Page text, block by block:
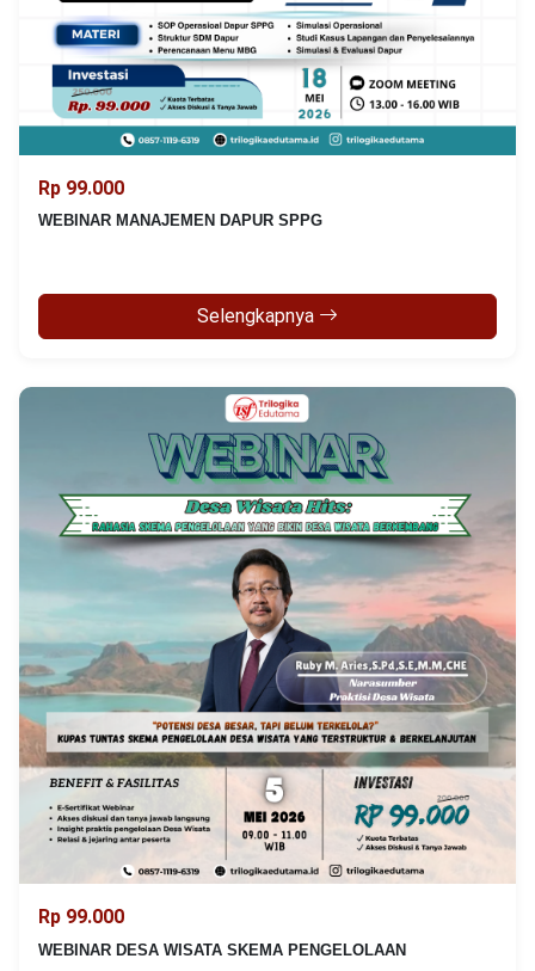
Rp 99.000
WEBINAR MANAJEMEN DAPUR SPPG
Selengkapnya
Rp 99.000
WEBINAR DESA WISATA SKEMA PENGELOLAAN